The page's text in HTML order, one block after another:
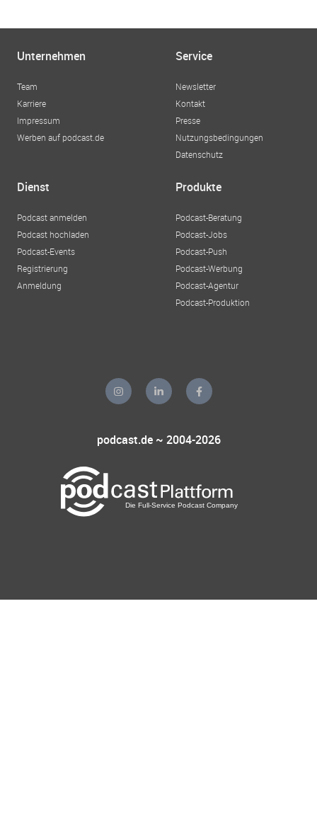
Unternehmen
Team
Karriere
Impressum
Werben auf podcast.de
Service
Newsletter
Kontakt
Presse
Nutzungsbedingungen
Datenschutz
Dienst
Podcast anmelden
Podcast hochladen
Podcast-Events
Registrierung
Anmeldung
Produkte
Podcast-Beratung
Podcast-Jobs
Podcast-Push
Podcast-Werbung
Podcast-Agentur
Podcast-Produktion
podcast.de ~ 2004-2026